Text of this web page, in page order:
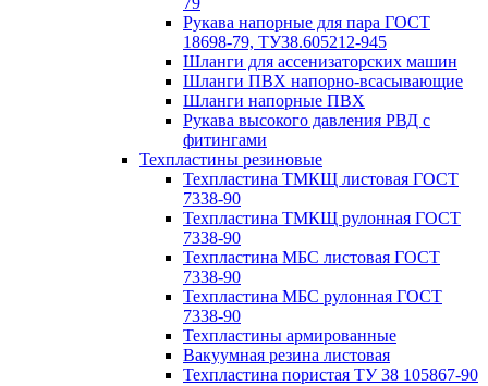
Рукава напорные для пара ГОСТ
18698-79, ТУ38.605212-945
Шланги для ассенизаторских машин
Шланги ПВХ напорно-всасывающие
Шланги напорные ПВХ
Рукава высокого давления РВД с
фитингами
Техпластины резиновые
Техпластина ТМКЩ листовая ГОСТ
7338-90
Техпластина ТМКЩ рулонная ГОСТ
7338-90
Техпластина МБС листовая ГОСТ
7338-90
Техпластина МБС рулонная ГОСТ
7338-90
Техпластины армированные
Вакуумная резина листовая
Техпластина пористая ТУ 38 105867-90